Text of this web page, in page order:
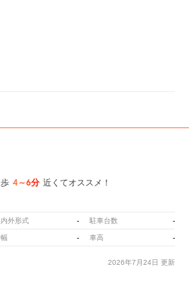
4～6分 近くてオススメ！
内外形式 - 駐車台数 -
- 車高 -
2026年7月24日 更新